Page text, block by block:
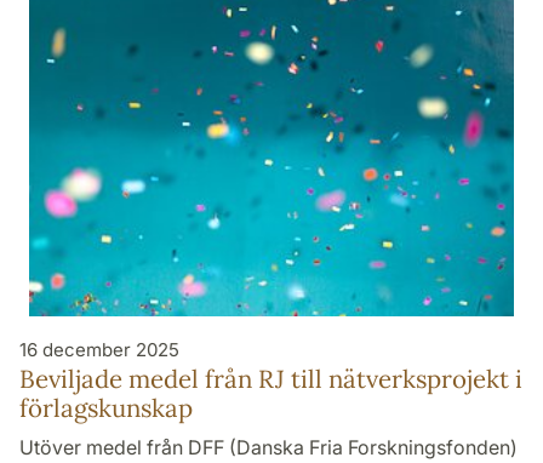
16 december 2025
Beviljade medel från RJ till nätverksprojekt i
förlagskunskap
Utöver medel från DFF (Danska Fria Forskningsfonden)